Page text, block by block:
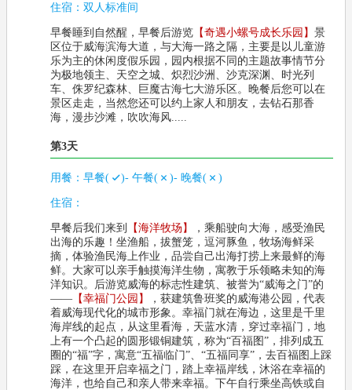
住宿： 双人标准间
早餐睡到自然醒，早餐后游览 【奇遇小螺号成长乐园】 景
区位于威海滨海大道，与大海一路之隔，主要是以儿童游
乐为主的休闲度假乐园，园内根据不同的主题故事情节分
为极地领主、天空之城、炽烈沙洲、沙克深渊、时光列
车、侏罗纪森林、巨魔古海七大游乐区。晚餐后您可以在
景区走走，当然您还可以约上家人和朋友，去钻石那香
海，漫步沙滩，吹吹海风.....
第3天
用餐： 早餐( )- 午餐( )- 晚餐( )
住宿：
早餐后我们来到 【海洋牧场】
，乘船驶向大海，感受渔民
出海的乐趣！坐渔船，拔蟹笼，逗河豚鱼，牧场海鲜采
摘，体验渔民海上作业，品尝自己出海打捞上来最鲜的海
鲜。大家可以亲手触摸海洋生物，寓教于乐领略未知的海
洋知识。后游览威海的标志性建筑、被誉为“威海之门”的
—— 【幸福门公园】
，获建筑鲁班奖的威海港公园，代表
着威海现代化的城市形象。幸福门就在海边，这里是千里
海岸线的起点，从这里看海，天蓝水清，穿过幸福门，地
上有一个凸起的圆形锻铜建筑，称为“百福图”，排列成五
圈的“福”字，寓意“五福临门”、“五福同享”，去百福图上踩
踩，在这里开启幸福之门，踏上幸福岸线，沐浴在幸福的
海洋，也给自己和亲人带来幸福。下午自行乘坐高铁或自